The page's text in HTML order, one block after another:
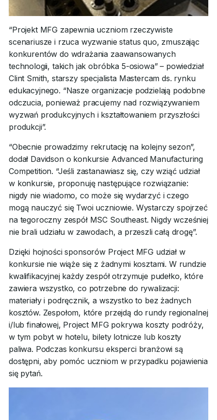
“Projekt MFG zapewnia uczniom rzeczywiste
scenariusze i rzuca wyzwanie status quo, zmuszając
konkurentów do wdrażania zaawansowanych
technologii, takich jak obróbka 5-osiowa” – powiedział
Clint Smith, starszy specjalista Mastercam ds. rynku
edukacyjnego. “Nasze organizacje podzielają podobne
odczucia, ponieważ pracujemy nad rozwiązywaniem
wyzwań produkcyjnych i kształtowaniem przyszłości
produkcji”.
“Obecnie prowadzimy rekrutację na kolejny sezon”,
dodał Davidson o konkursie Advanced Manufacturing
Competition. “Jeśli zastanawiasz się, czy wziąć udział
w konkursie, proponuję następujące rozwiązanie:
nigdy nie wiadomo, co może się wydarzyć i czego
mogą nauczyć się Twoi uczniowie. Wystarczy spojrzeć
na tegoroczny zespół MSC Southeast. Nigdy wcześniej
nie brali udziału w zawodach, a przeszli całą drogę”.
Dzięki hojności sponsorów Project MFG udział w
konkursie nie wiąże się z żadnymi kosztami. W rundzie
kwalifikacyjnej każdy zespół otrzymuje pudełko, które
zawiera wszystko, co potrzebne do rywalizacji:
materiały i podręcznik, a wszystko to bez żadnych
kosztów. Zespołom, które przejdą do rundy regionalnej
i/lub finałowej, Project MFG pokrywa koszty podróży,
w tym pobyt w hotelu, bilety lotnicze lub koszty
paliwa. Podczas konkursu eksperci branżowi są
dostępni, aby pomóc uczniom w przypadku pojawienia
się pytań.